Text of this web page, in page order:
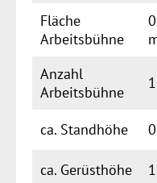
Fläche
Arbeitsbühne
Anzahl
Arbeitsbühne
ca. Standhöhe
ca. Gerüsthöhe